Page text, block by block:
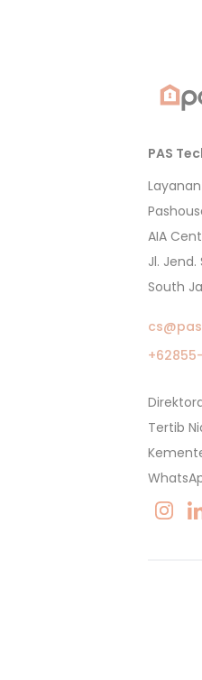
PAS
AIA
Jl.
South
Tertib